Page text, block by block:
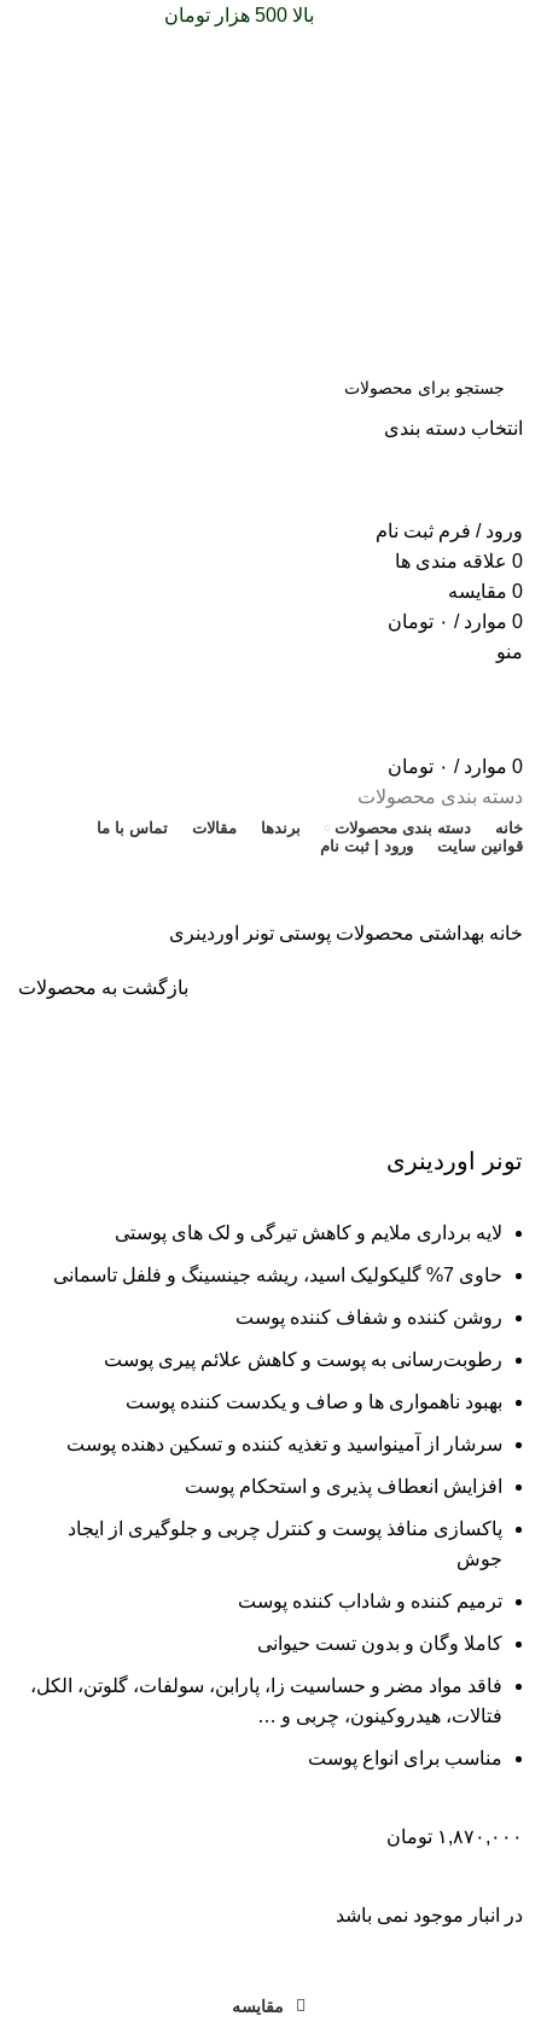
بالا 500 هزار تومان
انتخاب دسته بندی
ورود / فرم ثبت نام
0 علاقه مندی ها
0 مقایسه
0 موارد / ۰ تومان
منو
0 موارد / ۰ تومان
دسته بندی محصولات
خانه دسته بندی محصولات برندها مقالات
تماس با ما
قوانین سایت
ورود | ثبت نام
خانه بهداشتی محصولات پوستی تونر اوردینری
بازگشت به محصولات
تونر اوردینری
لایه برداری ملایم و کاهش تیرگی و لک های پوستی
حاوی 7% گلیکولیک اسید، ریشه جینسینگ و فلفل تاسمانی
روشن کننده و شفاف کننده پوست
رطوبت‌رسانی به پوست و کاهش علائم پیری پوست
بهبود ناهمواری ها و صاف و یکدست کننده پوست
سرشار از آمینواسید و تغذیه کننده و تسکین دهنده پوست
افزایش انعطاف پذیری و استحکام پوست
پاکسازی منافذ پوست و کنترل چربی و جلوگیری از ایجاد
جوش
ترمیم کننده و شاداب کننده پوست
کاملا وگان و بدون تست حیوانی
فاقد مواد مضر و حساسیت‌ زا، پارابن، سولفات، گلوتن، الکل،
فتالات، هیدروکینون، چربی و …
مناسب برای انواع پوست
۱,۸۷۰,۰۰۰ تومان
در انبار موجود نمی باشد
مقایسه